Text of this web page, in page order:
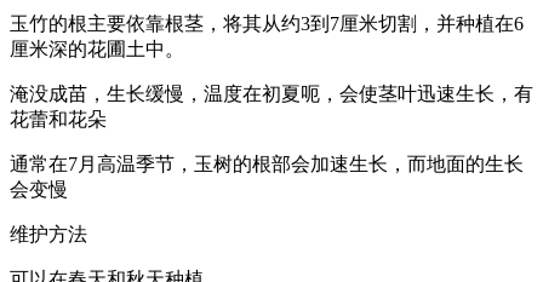
玉竹的根主要依靠根茎，将其从约3到7厘米切割，并种植在6
厘米深的花圃土中。
淹没成苗，生长缓慢，温度在初夏呃，会使茎叶迅速生长，有
花蕾和花朵
通常在7月高温季节，玉树的根部会加速生长，而地面的生长
会变慢
维护方法